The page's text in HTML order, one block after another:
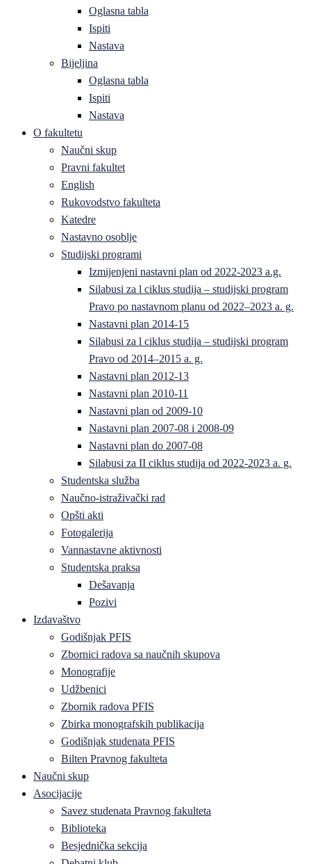
Oglasna tabla
Ispiti
Nastava
Bijeljina
Oglasna tabla
Ispiti
Nastava
O fakultetu
Naučni skup
Pravni fakultet
English
Rukovodstvo fakulteta
Katedre
Nastavno osoblje
Studijski programi
Izmijenjeni nastavni plan od 2022-2023 a.g.
Silabusi za l ciklus studija – studijski program
Pravo po nastavnom planu od 2022–2023 a. g.
Nastavni plan 2014-15
Silabusi za l ciklus studija – studijski program
Pravo od 2014–2015 a. g.
Nastavni plan 2012-13
Nastavni plan 2010-11
Nastavni plan od 2009-10
Nastavni plan 2007-08 i 2008-09
Nastavni plan do 2007-08
Silabusi za II ciklus studija od 2022-2023 a. g.
Studentska služba
Naučno-istraživački rad
Opšti akti
Fotogalerija
Vannastavne aktivnosti
Studentska praksa
Dešavanja
Pozivi
Izdavaštvo
Godišnjak PFIS
Zbornici radova sa naučnih skupova
Monografije
Udžbenici
Zbornik radova PFIS
Zbirka monografskih publikacija
Godišnjak studenata PFIS
Bilten Pravnog fakulteta
Naučni skup
Asocijacije
Savez studenata Pravnog fakulteta
Biblioteka
Besjednička sekcija